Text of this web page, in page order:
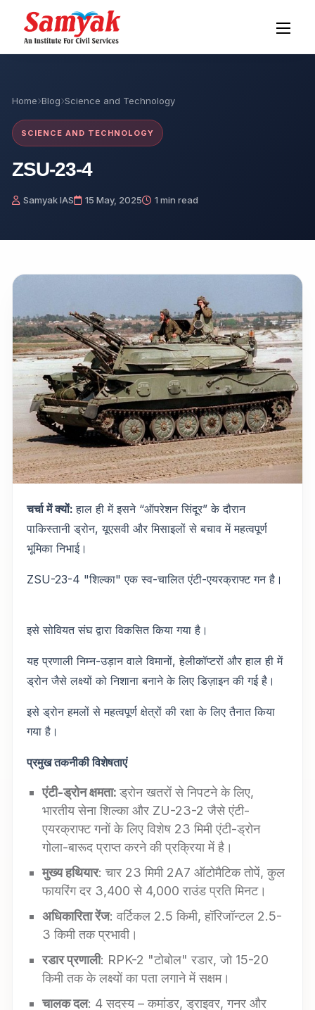
Home Blog Science and Technology
SCIENCE AND TECHNOLOGY
ZSU-23-4
Samyak IAS 15 May, 2025 1 min read
चर्चा में क्यों:हाल ही में इसने “ऑपरेशन सिंदूर” के दौरान
पाकिस्तानी ड्रोन, यूएसवी और मिसाइलों से बचाव में महत्वपूर्ण
भूमिका निभाई।
ZSU-23-4 "शिल्का" एक स्व-चालित एंटी-एयरक्राफ्ट गन है।
इसे सोवियत संघ द्वारा विकसित किया गया है।
यह प्रणाली निम्न-उड़ान वाले विमानों, हेलीकॉप्टरों और हाल ही में
ड्रोन जैसे लक्ष्यों को निशाना बनाने के लिए डिज़ाइन की गई है।
इसे ड्रोन हमलों से महत्वपूर्ण क्षेत्रों की रक्षा के लिए तैनात किया
गया है।
प्रमुख तकनीकी विशेषताएं
एंटी-ड्रोन क्षमता:ड्रोन खतरों से निपटने के लिए,
भारतीय सेना शिल्का और ZU-23-2 जैसे एंटी-
एयरक्राफ्ट गनों के लिए विशेष 23 मिमी एंटी-ड्रोन
गोला-बारूद प्राप्त करने की प्रक्रिया में है।
मुख्य हथियार: चार 23 मिमी 2A7 ऑटोमैटिक तोपें, कुल
फायरिंग दर 3,400 से 4,000 राउंड प्रति मिनट।
अधिकारिता रेंज: वर्टिकल 2.5 किमी, हॉरिजॉन्टल 2.5-
3 किमी तक प्रभावी।
रडार प्रणाली: RPK-2 "टोबोल" रडार, जो 15-20
किमी तक के लक्ष्यों का पता लगाने में सक्षम।
चालक दल: 4 सदस्य – कमांडर, ड्राइवर, गनर और